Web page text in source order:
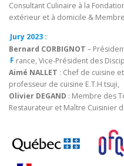
Consultant Culinaire à la
extérieur et à domicile &
Jury 2023 :
Bernard CORBIGNOT –
F rance, Vice-Président des
Aimé NALLET : Chef de cuisine et
professeur de cuisine E.T.H tsuji,
Olivier DEGAND : Membre des
Restaurateur et Maître Cuisinier